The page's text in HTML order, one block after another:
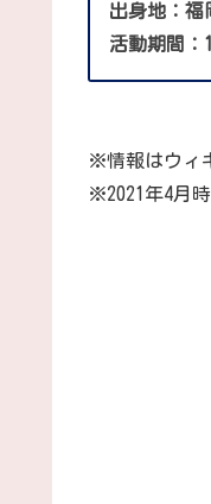
出身地：福
活動期間：
※情報はウィ
※2021年4月